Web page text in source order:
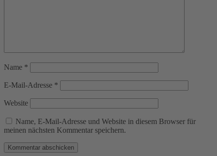
Name *
E-Mail-Adresse *
Website
Name, E-Mail-Adresse und Website in diesem Browser für
meinen nächsten Kommentar speichern.